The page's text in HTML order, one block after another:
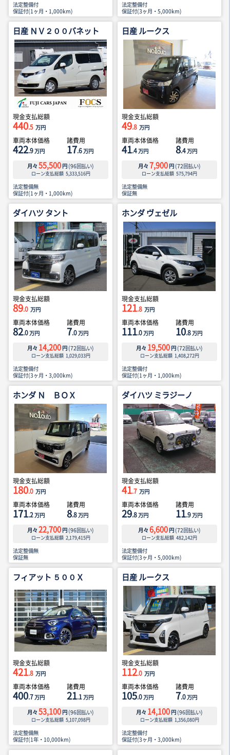
法定整備付
保証付(1ヶ月・1,000km)
法定整備付
保証付(3ヶ月・5,000km)
日産 ＮＶ２００バネット
現金支払総額
440.5 万円
車両本体価格
422.9万円
諸費用
17.6万円
月々 55,500 円 (96回払い)
ローン支払総額 5,333,516円
法定整備無
保証付(1ヶ月・1,000km)
日産 ルークス
現金支払総額
49.8 万円
車両本体価格
41.4万円
諸費用
8.4万円
月々 7,900 円 (72回払い)
ローン支払総額 575,794円
法定整備無
保証無
ダイハツ タント
現金支払総額
89.0 万円
車両本体価格
82.0万円
諸費用
7.0万円
月々 14,200 円 (72回払い)
ローン支払総額 1,029,033円
法定整備付
保証付(3ヶ月・3,000km)
ホンダ ヴェゼル
現金支払総額
121.8 万円
車両本体価格
111.0万円
諸費用
10.8万円
月々 19,500 円 (72回払い)
ローン支払総額 1,408,272円
法定整備付
保証付(1ヶ月・1,000km)
ホンダ Ｎ ＢＯＸ
現金支払総額
180.0 万円
車両本体価格
171.2万円
諸費用
8.8万円
月々 22,700 円 (96回払い)
ローン支払総額 2,179,415円
法定整備無
保証無
ダイハツ ミラジーノ
現金支払総額
41.7 万円
車両本体価格
29.8万円
諸費用
11.9万円
月々 6,600 円 (72回払い)
ローン支払総額 482,142円
法定整備付
保証付(3ヶ月・5,000km)
フィアット ５００Ｘ
現金支払総額
421.8 万円
車両本体価格
400.7万円
諸費用
21.1万円
月々 53,100 円 (96回払い)
ローン支払総額 5,107,098円
法定整備無
保証付(1年・10,000km)
日産 ルークス
現金支払総額
112.0 万円
車両本体価格
105.0万円
諸費用
7.0万円
月々 14,100 円 (96回払い)
ローン支払総額 1,356,080円
法定整備付
保証付(3ヶ月・3,000km)